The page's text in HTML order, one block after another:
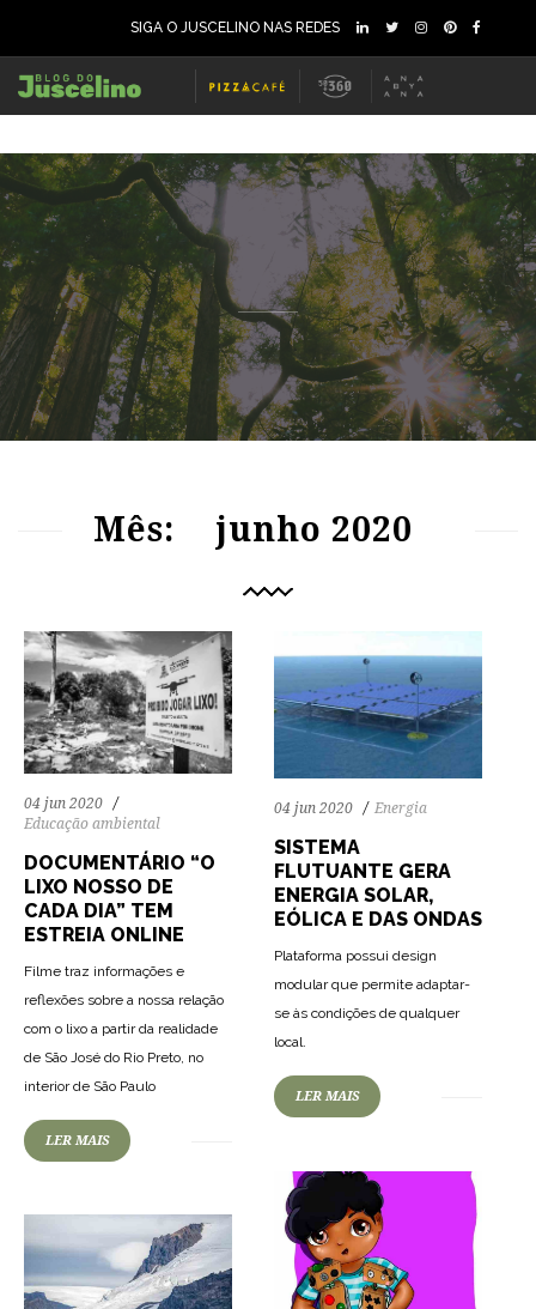
SIGA O JUSCELINO NAS REDES
Mês: junho 2020
04 jun 2020
Educação ambiental
DOCUMENTÁRIO “O
LIXO NOSSO DE
CADA DIA” TEM
ESTREIA ONLINE
Filme traz informações e
reflexões sobre a nossa relação
com o lixo a partir da realidade
de São José do Rio Preto, no
interior de São Paulo
LER MAIS
04 jun 2020 Energia
SISTEMA
FLUTUANTE GERA
ENERGIA SOLAR,
EÓLICA E DAS ONDAS
Plataforma possui design
modular que permite adaptar-
se às condições de qualquer
local.
LER MAIS